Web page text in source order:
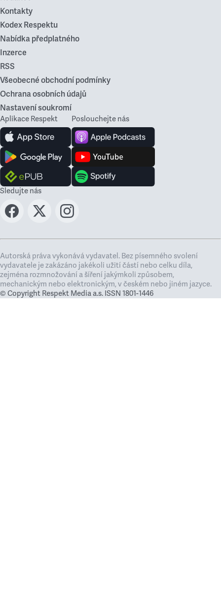
Kontakty
Kodex Respektu
Nabídka předplatného
Inzerce
RSS
Všeobecné obchodní podmínky
Ochrana osobních údajů
Nastavení soukromí
Aplikace Respekt Poslouchejte nás
Sledujte nás
Autorská práva vykonává vydavatel. Bez písemného svolení
vydavatele je zakázáno jakékoli užití částí nebo celku díla,
zejména rozmnožování a šíření jakýmkoli způsobem,
mechanickým nebo elektronickým, v českém nebo jiném jazyce.
© Copyright Respekt Media a.s. ISSN 1801-1446